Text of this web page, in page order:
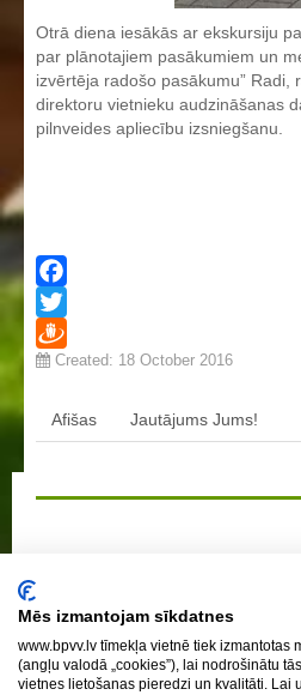
Otrā diena iesākās ar ekskursiju
par plānotajiem pasākumiem un
izvērtēja radošo pasākumu”
direktoru vietnieku audzināšanas
pilnveides apliecību izsniegšanu.
Facebook
Twitter
Draugiem
Created: 18 October 2016
Afišas Jautājums Jums!
Mēs izmantojam sīkdatnes
www.bpvv.lv tīmekļa vietnē tiek izmantotas
(angļu valodā „cookies”), lai nodrošinātu
vietnes lietošanas pieredzi un kvalitāti. Lai